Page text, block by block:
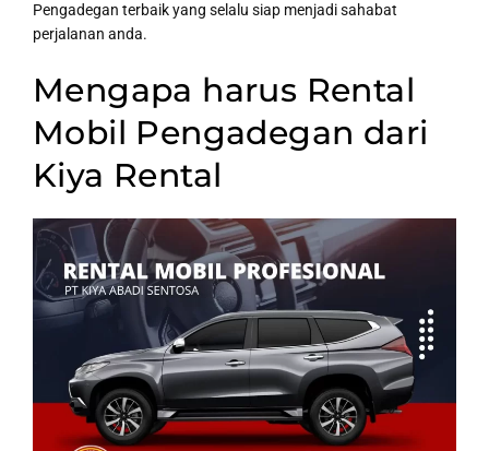
Pengadegan terbaik yang selalu siap menjadi sahabat
perjalanan anda.
Mengapa harus Rental
Mobil Pengadegan dari
Kiya Rental